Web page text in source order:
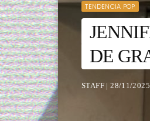
TENDENCIA POP
DE
STAFF | 28/11/2025